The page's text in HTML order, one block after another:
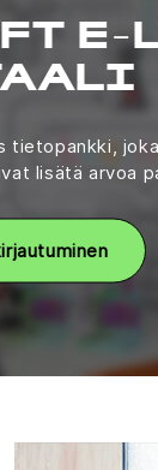
E-
lisätä arvoa